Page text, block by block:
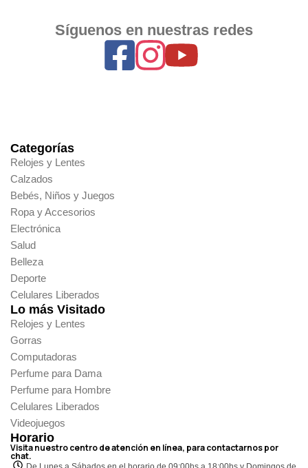
Síguenos en nuestras redes
Categorías
Relojes y Lentes
Calzados
Bebés, Niños y Juegos
Ropa y Accesorios
Electrónica
Salud
Belleza
Deporte
Celulares Liberados
Lo más Visitado
Relojes y Lentes
Gorras
Computadoras
Perfume para Dama
Perfume para Hombre
Celulares Liberados
Videojuegos
Horario
Visita nuestro centro de atención en línea, para contactarnos por
chat.